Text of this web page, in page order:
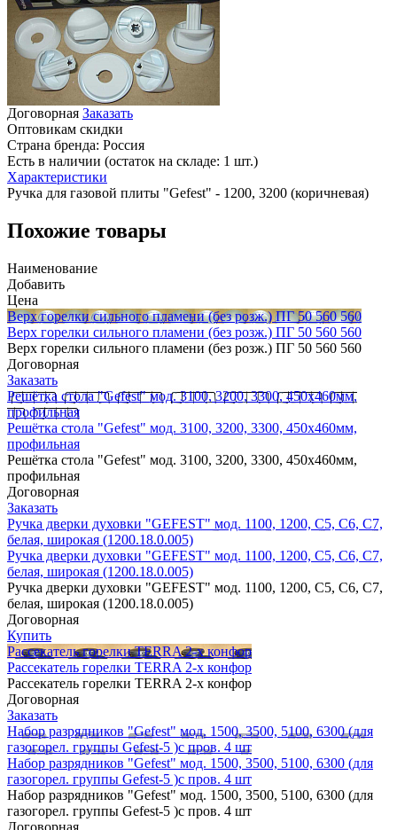
Договорная Заказать
Оптовикам скидки
Страна бренда: Россия
Есть в наличии (остаток на складе: 1 шт.)
Характеристики
Ручка для газовой плиты "Gefest" - 1200, 3200 (коричневая)
Похожие товары
Наименование
Добавить
Цена
Верх горелки сильного пламени (без розж.) ПГ 50 560 560
Верх горелки сильного пламени (без розж.) ПГ 50 560 560
Верх горелки сильного пламени (без розж.) ПГ 50 560 560
Договорная
Заказать
Решётка стола "Gefest" мод. 3100, 3200, 3300, 450х460мм,
профильная
Решётка стола "Gefest" мод. 3100, 3200, 3300, 450х460мм,
профильная
Решётка стола "Gefest" мод. 3100, 3200, 3300, 450х460мм,
профильная
Договорная
Заказать
Ручка дверки духовки "GEFEST" мод. 1100, 1200, С5, С6, С7,
белая, широкая (1200.18.0.005)
Ручка дверки духовки "GEFEST" мод. 1100, 1200, С5, С6, С7,
белая, широкая (1200.18.0.005)
Ручка дверки духовки "GEFEST" мод. 1100, 1200, С5, С6, С7,
белая, широкая (1200.18.0.005)
Договорная
Купить
Рассекатель горелки TERRA 2-х конфор
Рассекатель горелки TERRA 2-х конфор
Рассекатель горелки TERRA 2-х конфор
Договорная
Заказать
Набор разрядников "Gefest" мод. 1500, 3500, 5100, 6300 (для
газогорел. группы Gefest-5 )с пров. 4 шт
Набор разрядников "Gefest" мод. 1500, 3500, 5100, 6300 (для
газогорел. группы Gefest-5 )с пров. 4 шт
Набор разрядников "Gefest" мод. 1500, 3500, 5100, 6300 (для
газогорел. группы Gefest-5 )с пров. 4 шт
Договорная